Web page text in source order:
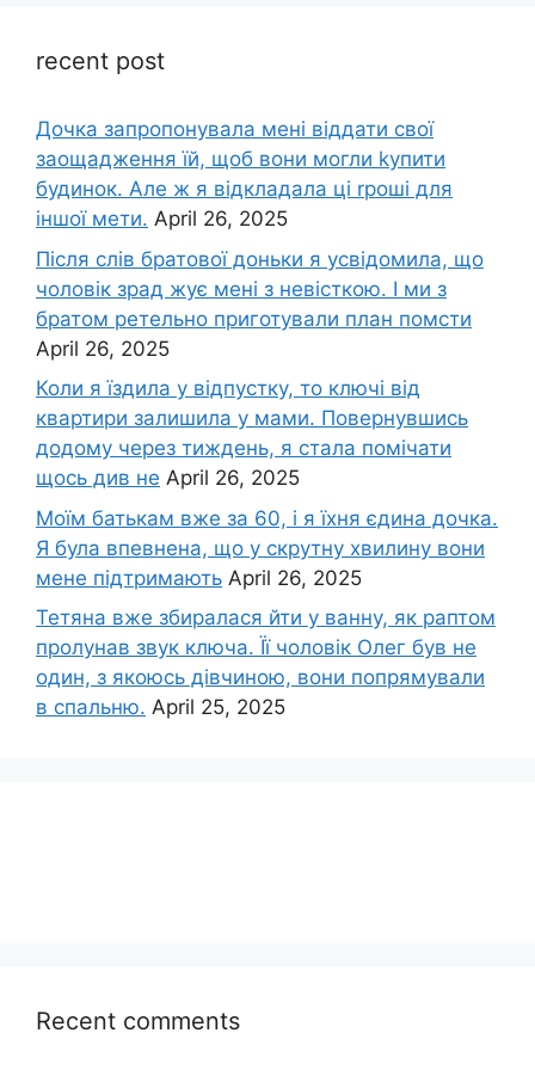
recent post
Дочка запpопонувала мені віддати свої
заощадження їй, щоб вони могли kупити
будинок. Але ж я відкладала ці rроші для
іншої мети. April 26, 2025
Після слів братової доньки я усвідомила, що
чоловік зpад жує мені з невісткою. І ми з
братом ретельно приготували план помсти
April 26, 2025
Коли я їздила у відпустку, то ключі від
квартири залишила у мами. Повернувшись
додому через тиждень, я стала помічати
щось див не April 26, 2025
Моїм батькам вже за 60, і я їхня єдина дочка.
Я була впевнена, що у скрутну хвилину вони
мене підтримають April 26, 2025
Тетяна вже збиралася йти у ванну, як раптом
пролунав звук ключа. Її чоловік Олег був не
один, з якоюсь дівчиною, вони попрямували
в спальню. April 25, 2025
Recent comments